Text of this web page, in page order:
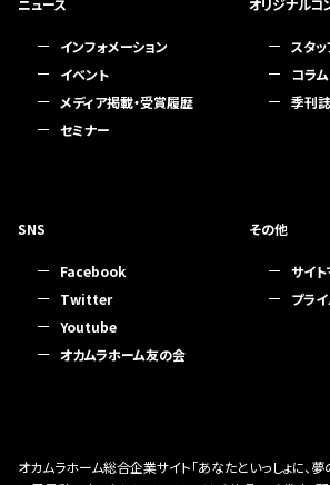
インフォメーション
イベント
メディア掲載・受賞履歴
セミナー
スタ
コラム
季刊
SNS
Facebook
Twitter
Youtube
オカムラホーム友の会
その他
サイ
プラ
オカムラホーム総合企業サイト「あなたといっしょに、